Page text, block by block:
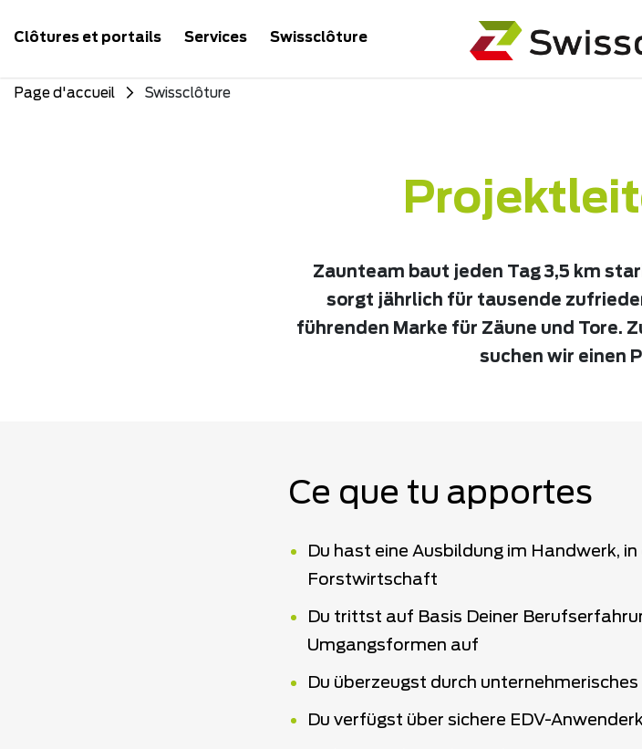
Clôtures et portails Services Swissclôture
Page d'accueil Swissclôture
Zaunteam baut jeden Tag 3,5 km
sorgt jährlich für tausende
führenden Marke für Zäune und Tore.
suchen wir einen
Ce que tu apportes
Du hast eine Ausbildung im Handwerk,
Forstwirtschaft
Du trittst auf Basis Deiner
Umgangsformen auf
Du überzeugst durch
Du verfügst über sichere EDV-